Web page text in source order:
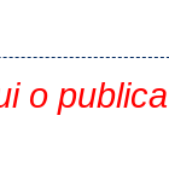
o